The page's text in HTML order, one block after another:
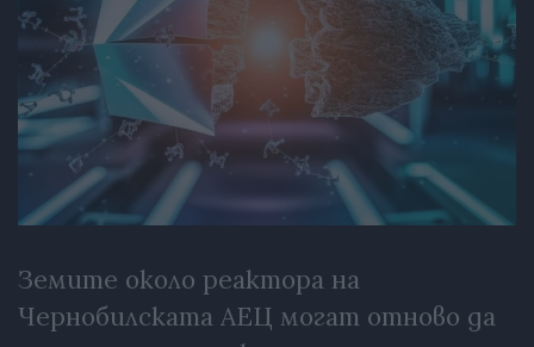
Земите около реактора на
Чернобилската АЕЦ могат отново да